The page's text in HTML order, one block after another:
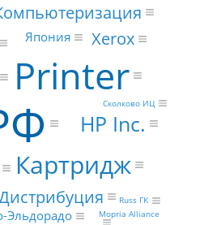
Printer
Картридж
HP Inc.
Xerox
Япония
Эльдорадо
Russ ГК
Сколково ИЦ
Mopria Alliance